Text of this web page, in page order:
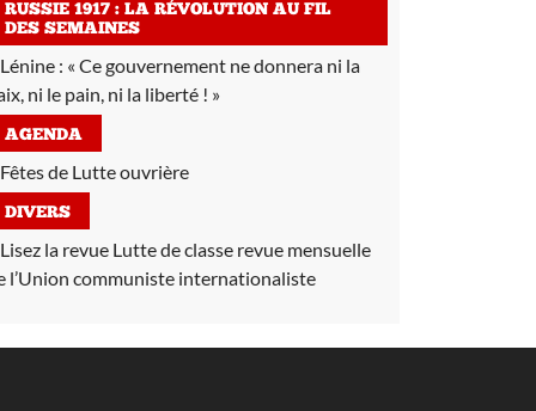
RUSSIE 1917 : LA RÉVOLUTION AU FIL
DES SEMAINES
Lénine : « Ce gouvernement ne donnera ni la
ni le pain, ni la liberté ! »
AGENDA
Fêtes de Lutte ouvrière
DIVERS
Lisez la revue Lutte de classe revue mensuelle
l’Union communiste internationaliste